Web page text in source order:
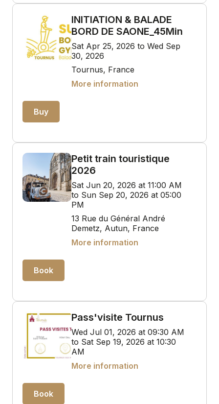
INITIATION & BALADE
BORD DE SAONE_45Min
Sat Apr 25, 2026 to Wed Sep
30, 2026
Tournus, France
More information
Buy
Petit train touristique
2026
Sat Jun 20, 2026 at 11:00 AM
to Sun Sep 20, 2026 at 05:00
PM
13 Rue du Général André
Demetz, Autun, France
More information
Book
Pass'visite Tournus
Wed Jul 01, 2026 at 09:30 AM
to Sat Sep 19, 2026 at 10:30
AM
More information
Book